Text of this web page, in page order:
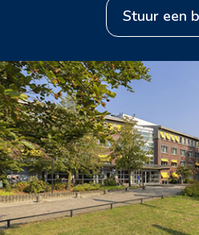
stuur een